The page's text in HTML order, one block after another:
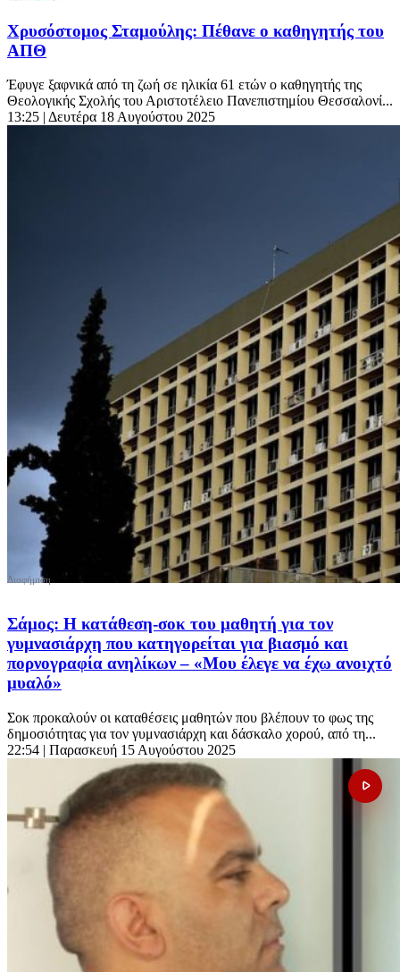
Χρυσόστομος Σταμούλης: Πέθανε ο καθηγητής του
ΑΠΘ
Έφυγε ξαφνικά από τη ζωή σε ηλικία 61 ετών ο καθηγητής της
Θεολογικής Σχολής του Αριστοτέλειο Πανεπιστημίου Θεσσαλονί...
13:25 | Δευτέρα 18 Αυγούστου 2025
Σάμος: Η κατάθεση-σοκ του μαθητή για τον
γυμνασιάρχη που κατηγορείται για βιασμό και
πορνογραφία ανηλίκων – «Μου έλεγε να έχω ανοιχτό
μυαλό»
Σοκ προκαλούν οι καταθέσεις μαθητών που βλέπουν το φως της
δημοσιότητας για τον γυμνασιάρχη και δάσκαλο χορού, από τη...
22:54 | Παρασκευή 15 Αυγούστου 2025